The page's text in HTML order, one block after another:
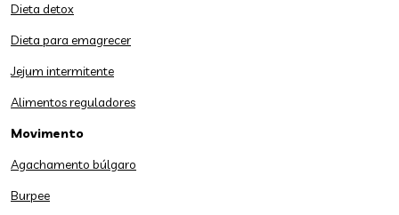
Dieta detox
Dieta para emagrecer
Jejum intermitente
Alimentos reguladores
Movimento
Agachamento búlgaro
Burpee